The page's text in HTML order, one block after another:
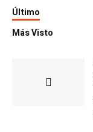
Último
Más Visto